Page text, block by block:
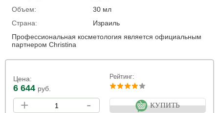
Объем:
30 мл
Страна:
Израиль
Профессиональная косметология является официальным
партнером Christina
Цена:
6 644 руб.
Рейтинг:
+ - КУПИТЬ